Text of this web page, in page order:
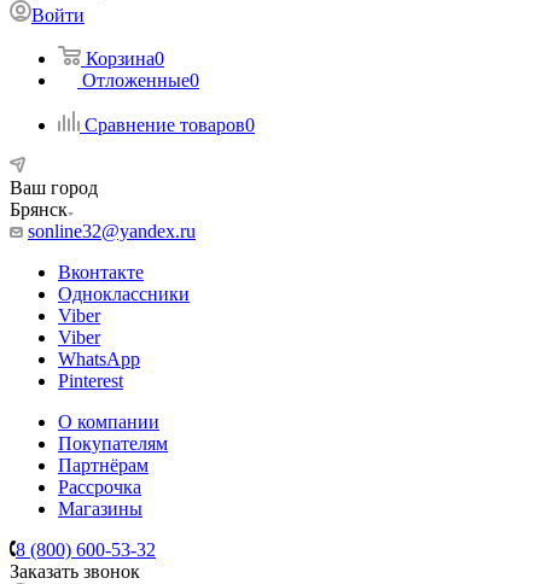
Войти
Корзина0
Отложенные0
Сравнение товаров0
Ваш город
Брянск
sonline32@yandex.ru
Вконтакте
Одноклассники
Viber
Viber
WhatsApp
Pinterest
О компании
Покупателям
Партнёрам
Рассрочка
Магазины
8 (800) 600-53-32
Заказать звонок